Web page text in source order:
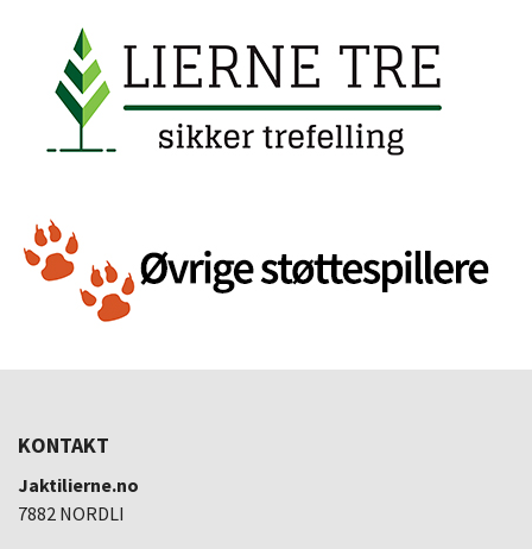
KONTAKT
Jaktilierne.no
7882 NORDLI